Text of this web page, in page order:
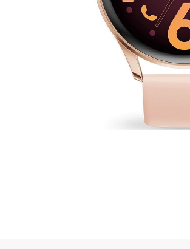
DIVAT KARÓRÁK (Curren,